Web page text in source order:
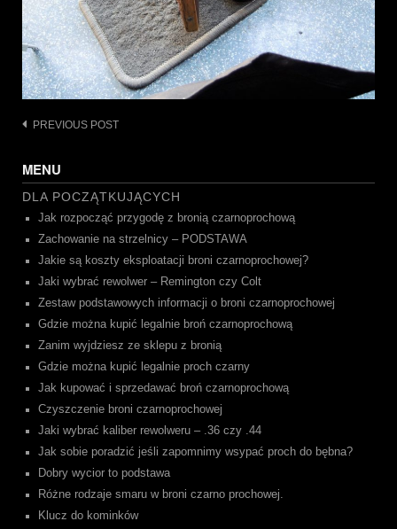
Post
PREVIOUS POST
MENU
DLA POCZĄTKUJĄCYCH
Jak rozpocząć przygodę z bronią czarnoprochową
Zachowanie na strzelnicy – PODSTAWA
Jakie są koszty eksploatacji broni czarnoprochowej?
Jaki wybrać rewolwer – Remington czy Colt
Zestaw podstawowych informacji o broni czarnoprochowej
Gdzie można kupić legalnie broń czarnoprochową
Zanim wyjdziesz ze sklepu z bronią
Gdzie można kupić legalnie proch czarny
Jak kupować i sprzedawać broń czarnoprochową
Czyszczenie broni czarnoprochowej
Jaki wybrać kaliber rewolweru – .36 czy .44
Jak sobie poradzić jeśli zapomnimy wsypać proch do bębna?
Dobry wycior to podstawa
Różne rodzaje smaru w broni czarno prochowej.
Klucz do kominków